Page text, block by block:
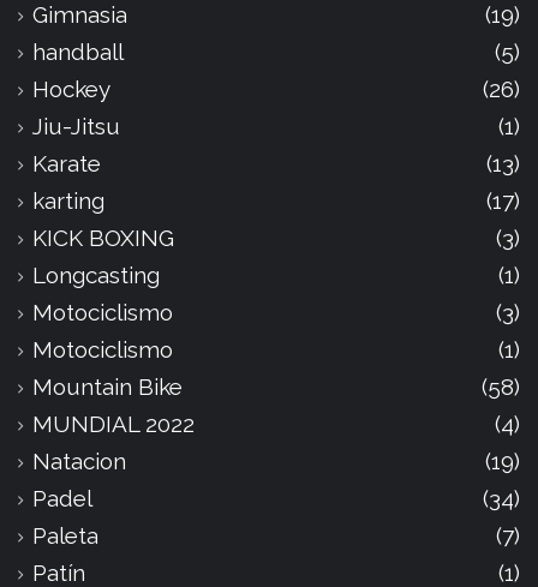
Gimnasia
(19)
handball
(5)
Hockey
(26)
Jiu-Jitsu
(1)
Karate
(13)
karting
(17)
KICK BOXING
(3)
Longcasting
(1)
Motociclismo
(3)
Motociclismo
(1)
Mountain Bike
(58)
MUNDIAL 2022
(4)
Natacion
(19)
Padel
(34)
Paleta
(7)
Patín
(1)